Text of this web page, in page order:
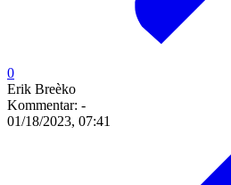
0
Erik Breèko
Kommentar: -
01/18/2023, 07:41